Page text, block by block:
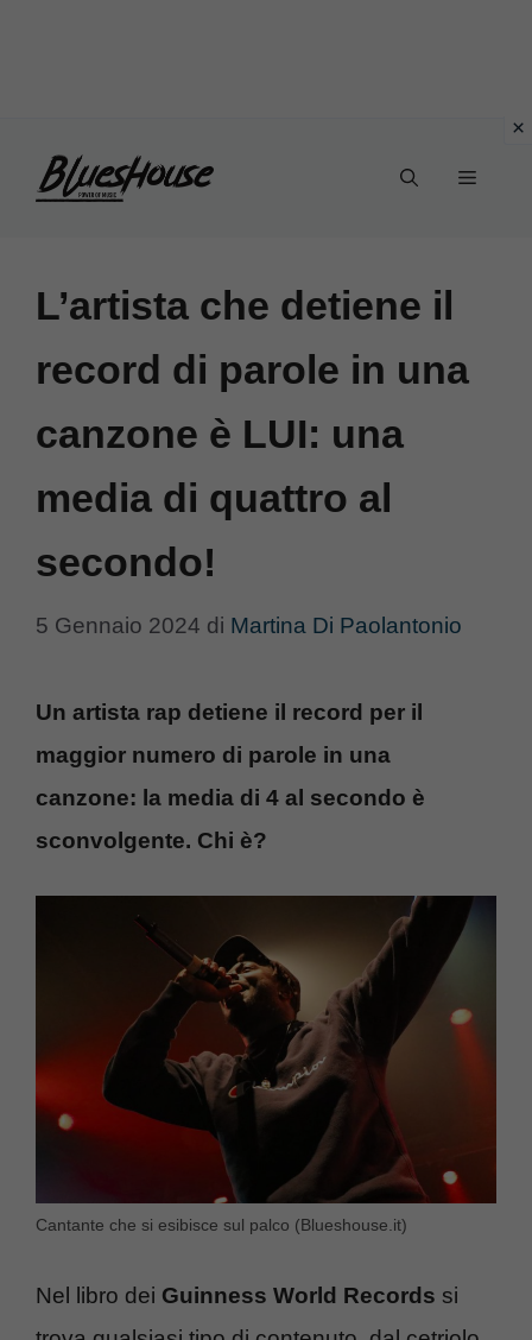
Menu
L’artista che detiene il
record di parole in una
canzone è LUI: una
media di quattro al
secondo!
5 Gennaio 2024 di Martina Di Paolantonio
Un artista rap detiene il record per il
maggior numero di parole in una
canzone: la media di 4 al secondo è
sconvolgente. Chi è?
Cantante che si esibisce sul palco (Blueshouse.it)
Nel libro dei Guinness World Records si